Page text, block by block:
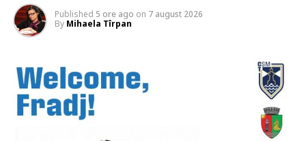
Published 5 ore ago on 7 august 2026
By Mihaela Tîrpan